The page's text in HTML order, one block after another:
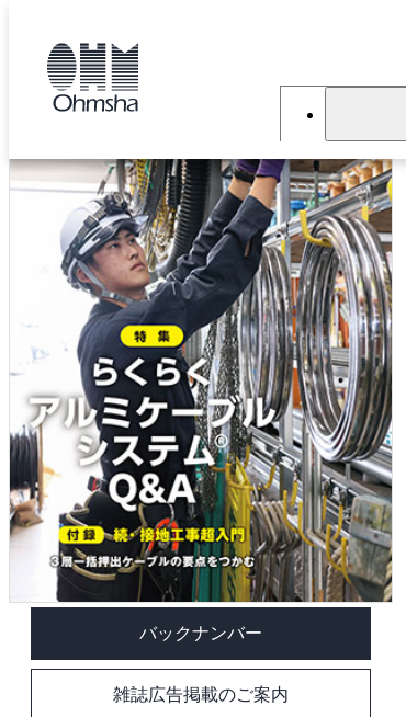
バックナンバー
雑誌広告掲載のご案内